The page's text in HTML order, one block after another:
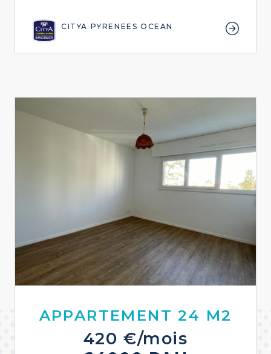
CITYA PYRENEES OCEAN
APPARTEMENT 24 M2
420 €/mois